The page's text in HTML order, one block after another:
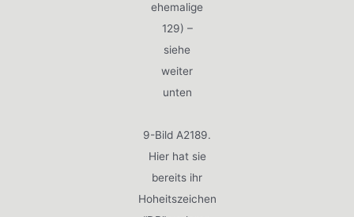
ehemalige
129) –
siehe
weiter
unten
9-Bild A2189.
Hier hat sie
bereits ihr
Hoheitszeichen